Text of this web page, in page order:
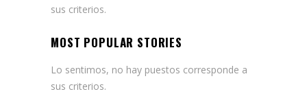
sus criterios.
MOST POPULAR STORIES
Lo sentimos, no hay puestos corresponde a
sus criterios.